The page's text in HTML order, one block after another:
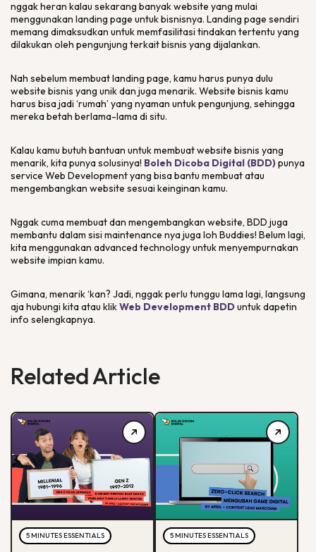
nggak heran kalau sekarang banyakwebsite yang mulai
menggunakan landing page untuk bisnisnya. Landing page sendiri
memang dimaksudkan untuk memfasilitasi tindakan tertentu yang
dilakukan oleh pengunjung terkait bisnis yang dijalankan.
Nah sebelum membuatlanding page, kamu harus punya dulu
website bisnis yang unik dan juga menarik. Website bisnis kamu
harus bisa jadi ‘rumah’ yang nyaman untuk pengunjung, sehingga
mereka betah berlama-lama di situ.
Kalau kamu butuh bantuan untuk membuatwebsite bisnis yang
menarik, kita punya solusinya! Boleh Dicoba Digital (BDD)punya
service Web Developmentyang bisa bantu membuat atau
mengembangkan website sesuai keinginan kamu.
Nggak cuma membuat dan mengembangkan website, BDD juga
membantu dalam sisi maintenance nya juga loh Buddies! Belum lagi,
kita menggunakan advanced technologyuntuk menyempurnakan
website impian kamu.
Gimana, menarik ‘kan? Jadi, nggak perlu tunggu lama lagi, langsung
aja hubungi kita atau klikWeb Development BDDuntuk dapetin
info selengkapnya.
Related Article
5 MINUTES ESSENTIALS 5 MINUTES ESSENTIALS